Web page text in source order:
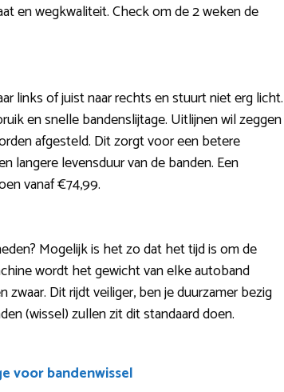
en wegkwaliteit. Check om de 2 weken de
links of juist naar rechts en stuurt niet erg licht.
en snelle bandenslijtage. Uitlijnen wil zeggen
afgesteld. Dit zorgt voor een betere
langere levensduur van de banden. Een
vanaf €74,99.
Mogelijk is het zo dat het tijd is om de
wordt het gewicht van elke autoband
Dit rijdt veiliger, ben je duurzamer bezig
(wissel) zullen zit dit standaard doen.
voor bandenwissel